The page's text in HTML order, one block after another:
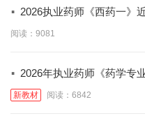
· 2026执业药师《西药一》
阅读：9081
· 2026年执业药师《药学专
新教材 阅读：6842